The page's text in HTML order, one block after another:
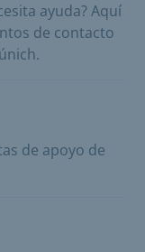
ayuda? Aquí
de contacto
de apoyo de